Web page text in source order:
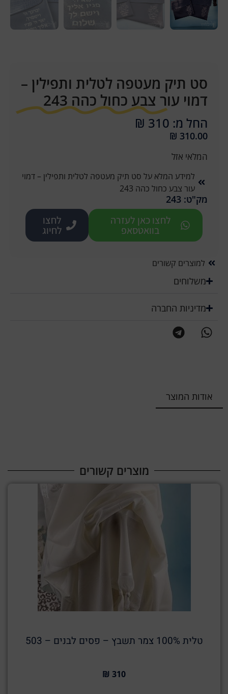
סט תיק מעטפה לטלית ותפילין –
דמוי עור צבע כחול כהה 243
החל מ: 310 ₪
₪ 310.00
המלאי אזל
למידע המלא על סט תיק מעטפה לטלית ותפילין – דמוי
עור צבע כחול כהה 243
מק"ט: 243
לחצו כאן לעזרה
בוואטסאפ
לחצו
לחיוג
למוצרים קשורים
משלוחים
מדיניות החברה
אודות המוצר
מוצרים קשורים​
טלית 100% צמר תשבץ – פסים לבנים – 503
310 ₪